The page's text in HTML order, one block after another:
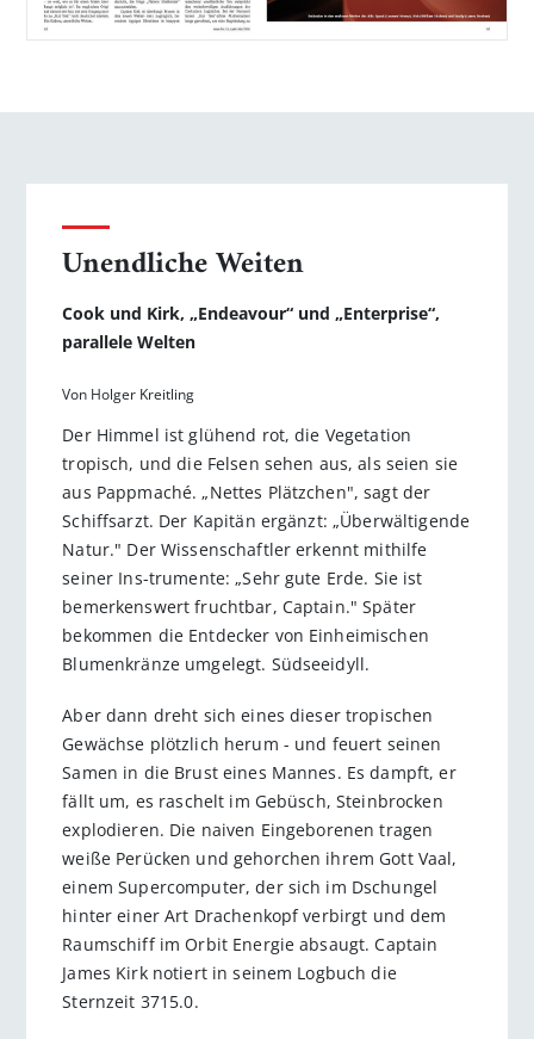
Unendliche Weiten
Cook und Kirk, „Endeavour“ und „Enterprise“,
parallele Welten
Von Holger Kreitling
Der Himmel ist glühend rot, die Vegetation
tropisch, und die Felsen sehen aus, als seien sie
aus Pappmaché. „Nettes Plätzchen", sagt der
Schiffsarzt. Der Kapitän ergänzt: „Überwältigende
Natur." Der Wissenschaftler erkennt mithilfe
seiner Ins-trumente: „Sehr gute Erde. Sie ist
bemerkenswert fruchtbar, Captain." Später
bekommen die Entdecker von Einheimischen
Blumenkränze umgelegt. Südseeidyll.
Aber dann dreht sich eines dieser tropischen
Gewächse plötzlich herum - und feuert seinen
Samen in die Brust eines Mannes. Es dampft, er
fällt um, es raschelt im Gebüsch, Steinbrocken
explodieren. Die naiven Eingeborenen tragen
weiße Perücken und gehorchen ihrem Gott Vaal,
einem Supercomputer, der sich im Dschungel
hinter einer Art Drachenkopf verbirgt und dem
Raumschiff im Orbit Energie absaugt. Captain
James Kirk notiert in seinem Logbuch die
Sternzeit 3715.0.